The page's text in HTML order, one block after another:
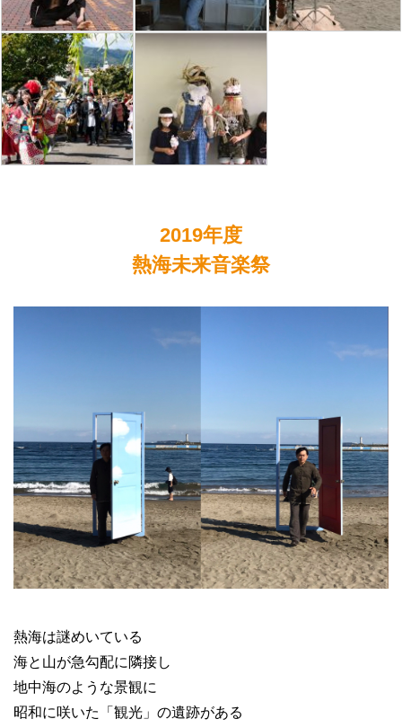
2019年度
熱海未来音楽祭
熱海は謎めいている
海と山が急勾配に隣接し
地中海のような景観に
昭和に咲いた「観光」の遺跡がある